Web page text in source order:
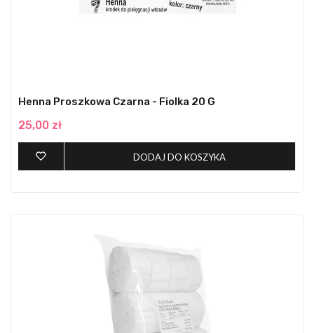
Henna Proszkowa Czarna - Fiolka 20 G
25,00 zł
DODAJ DO KOSZYKA